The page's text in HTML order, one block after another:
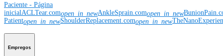
Paciente - Página
inicialACLTear.comopen_in_newAnkleSprain.comopen_in_new
Patientopen_in_newShoulderReplacement.comopen_in_new
Empregos